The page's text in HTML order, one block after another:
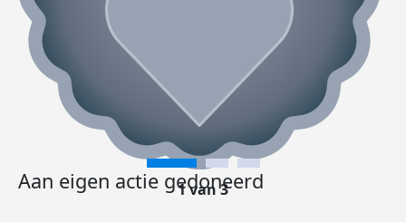
Aan eigen actie gedoneerd
1 van 3